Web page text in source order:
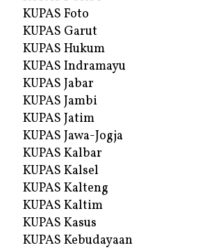
KUPAS Foto
KUPAS Garut
KUPAS Hukum
KUPAS Indramayu
KUPAS Jabar
KUPAS Jambi
KUPAS Jatim
KUPAS Jawa-Jogja
KUPAS Kalbar
KUPAS Kalsel
KUPAS Kalteng
KUPAS Kaltim
KUPAS Kasus
KUPAS Kebudayaan